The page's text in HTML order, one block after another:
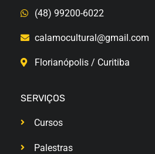
(48) 99200-6022
calamocultural@gmail.com
Florianópolis / Curitiba
SERVIÇOS
Cursos
Palestras